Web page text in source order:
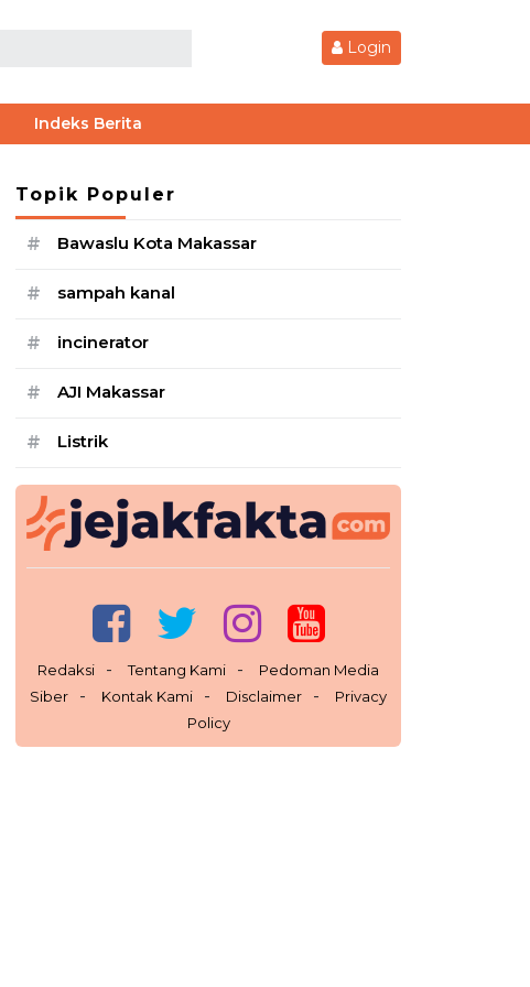
Login
Indeks Berita
Topik Populer
# Bawaslu Kota Makassar
# sampah kanal
# incinerator
# AJI Makassar
# Listrik
Redaksi Tentang Kami
Pedoman Media
Siber
Kontak Kami Disclaimer
Privacy
Policy